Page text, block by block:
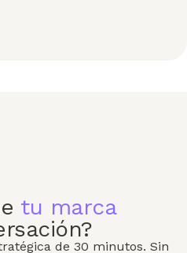
tu marca
de 30 minutos. Sin